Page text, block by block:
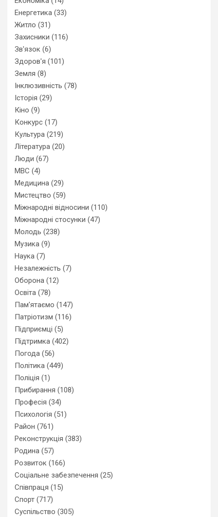
Енергетика (33)
Житло (31)
Захисники (116)
Зв'язок (6)
Здоров'я (101)
Земля (8)
Інклюзивність (78)
Історія (29)
Кіно (9)
Конкурс (17)
Культура (219)
Література (20)
Люди (67)
МВС (4)
Медицина (29)
Мистецтво (59)
Міжнародні відносини (110)
Міжнародні стосунки (47)
Молодь (238)
Музика (9)
Наука (7)
Незалежність (7)
Оборона (12)
Освіта (78)
Пам'ятаємо (147)
Патріотизм (116)
Підприємці (5)
Підтримка (402)
Погода (56)
Політика (449)
Поліція (1)
Прибирання (108)
Професія (34)
Психологія (51)
Район (761)
Реконструкція (383)
Родина (57)
Розвиток (166)
Соціальне забезпечення (25)
Співпраця (15)
Спорт (717)
Суспільство (305)